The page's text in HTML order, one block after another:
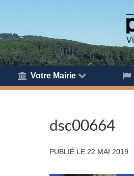
Votre Mairie
dsc00664
PUBLIÉ LE 22 MAI 2019